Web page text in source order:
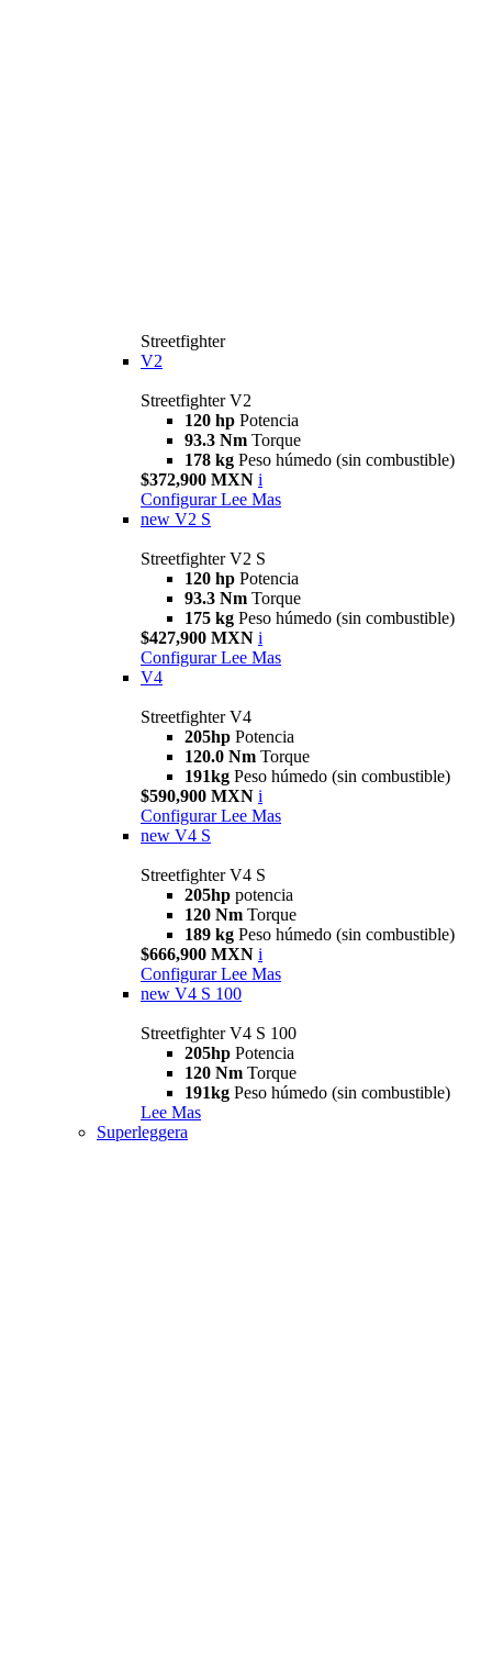
Streetfighter
V2
Streetfighter V2
120 hp Potencia
93.3 Nm Torque
178 kg Peso húmedo (sin combustible)
$372,900 MXN i
Configurar Lee Mas
new V2 S
Streetfighter V2 S
120 hp Potencia
93.3 Nm Torque
175 kg Peso húmedo (sin combustible)
$427,900 MXN i
Configurar Lee Mas
V4
Streetfighter V4
205hp Potencia
120.0 Nm Torque
191kg Peso húmedo (sin combustible)
$590,900 MXN i
Configurar Lee Mas
new V4 S
Streetfighter V4 S
205hp potencia
120 Nm Torque
189 kg Peso húmedo (sin combustible)
$666,900 MXN i
Configurar Lee Mas
new V4 S 100
Streetfighter V4 S 100
205hp Potencia
120 Nm Torque
191kg Peso húmedo (sin combustible)
Lee Mas
Superleggera